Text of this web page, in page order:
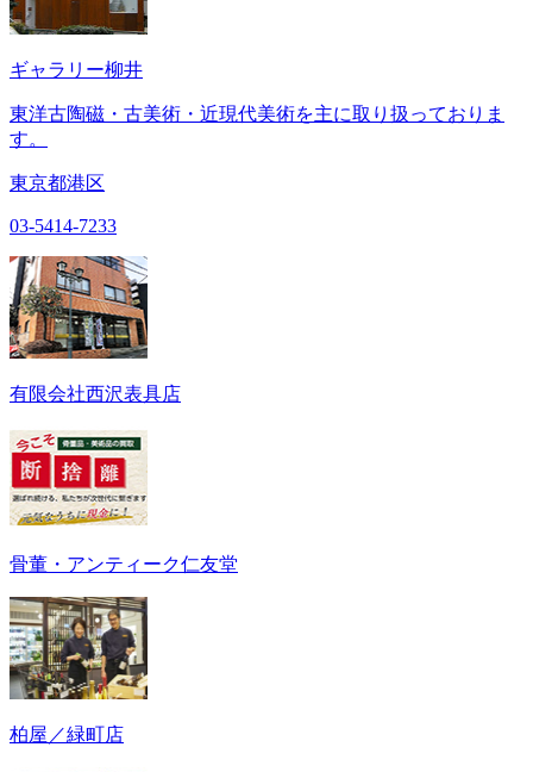
ギャラリー柳井
東洋古陶磁・古美術・近現代美術を主に取り扱っておりま
す。
東京都港区
03-5414-7233
有限会社西沢表具店
骨董・アンティーク仁友堂
柏屋／緑町店